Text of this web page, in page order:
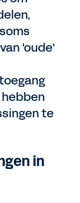
'oude'
te
in